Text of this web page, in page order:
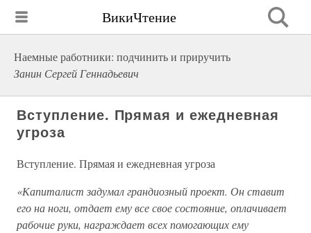
ВикиЧтение
Наемные работники: подчинить и приручить
Занин Сергей Геннадьевич
Вступление. Прямая и ежедневная
угроза
Вступление. Прямая и ежедневная угроза
«Капиталист задумал грандиозный проект. Он ставит
его на ноги, отдает ему все свое состояние, оплачивает
рабочие руки, награждает всех помогающих ему